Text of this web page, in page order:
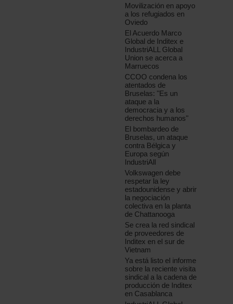
Movilización en apoyo
a los refugiados en
Oviedo
El Acuerdo Marco
Global de Inditex e
IndustriALL Global
Union se acerca a
Marruecos
CCOO condena los
atentados de
Bruselas: "Es un
ataque a la
democracia y a los
derechos humanos"
El bombardeo de
Bruselas, un ataque
contra Bélgica y
Europa según
IndustriAll
Volkswagen debe
respetar la ley
estadounidense y abrir
la negociación
colectiva en la planta
de Chattanooga
Se crea la red sindical
de proveedores de
Inditex en el sur de
Vietnam
Ya está listo el informe
sobre la reciente visita
sindical a la cadena de
producción de Inditex
en Casablanca